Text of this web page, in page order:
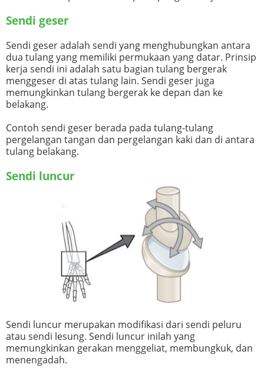
Sendi geser
Sendi geser adalah sendi yang menghubungkan antara
dua tulang yang memiliki permukaan yang datar. Prinsip
kerja sendi ini adalah satu bagian tulang bergerak
menggeser di atas tulang lain. Sendi geser juga
memungkinkan tulang bergerak ke depan dan ke
belakang.
Contoh sendi geser berada pada tulang-tulang
pergelangan tangan dan pergelangan kaki dan di antara
tulang belakang.
Sendi luncur
Sendi luncur merupakan modifikasi dari sendi peluru
atau sendi lesung. Sendi luncur inilah yang
memungkinkan gerakan menggeliat, membungkuk, dan
menengadah.